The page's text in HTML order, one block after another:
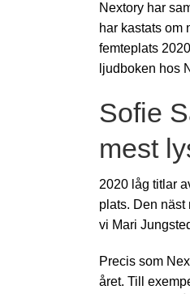
Nextory har
har kastats om
femteplats
ljudboken hos
Sofie
mest
2020 låg titlar
plats. Den näst
vi Mari
Precis som
året. Till